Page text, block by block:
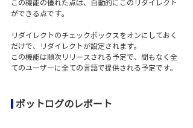
この機能の優れた点は、自動的にこのリダイレクト
ができる点です。
リダイレクトのチェックボックスをオンにしておく
だけで、リダイレクトが設定されます。
この機能は順次リリースされる予定で、間もなく全
てのユーザーに全ての言語で提供される予定です。
ボットログのレポート